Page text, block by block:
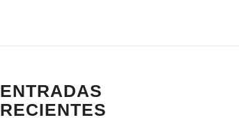
ENTRADAS
RECIENTES